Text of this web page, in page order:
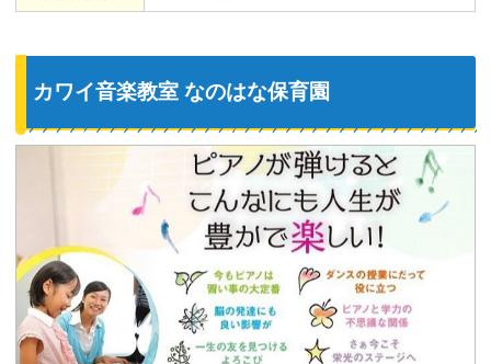
カワイ音楽教室 なのはな保育園